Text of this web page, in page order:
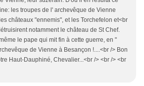
les troupes de l' archevêque de Vienne
châteaux "ennemis", et les Torchefelon et<br
notamment le château de St Chef.
le pape qui mit fin à cette guerre, en "
de Vienne à Besançon !....<br /> Bon
Haut-Dauphiné, Chevalier...<br /> <br /> <br